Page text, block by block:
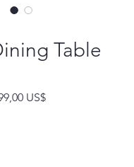
Table
US$Precio